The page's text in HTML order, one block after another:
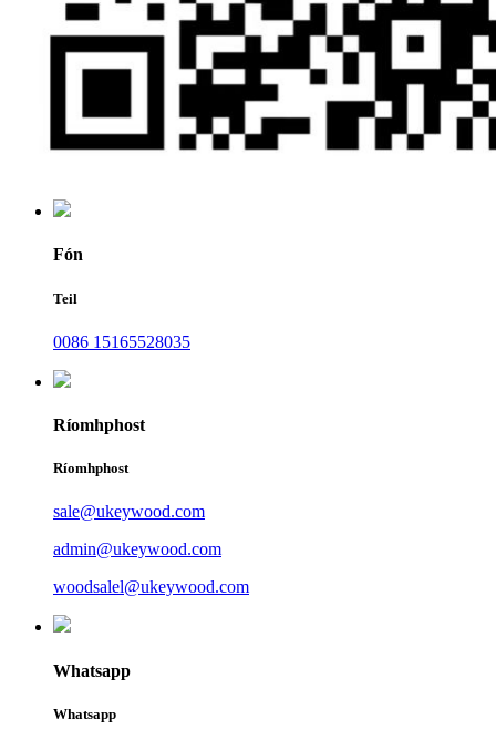
Fón
Teil
0086 15165528035
Ríomhphost
Ríomhphost
sale@ukeywood.com
admin@ukeywood.com
woodsalel@ukeywood.com
Whatsapp
Whatsapp